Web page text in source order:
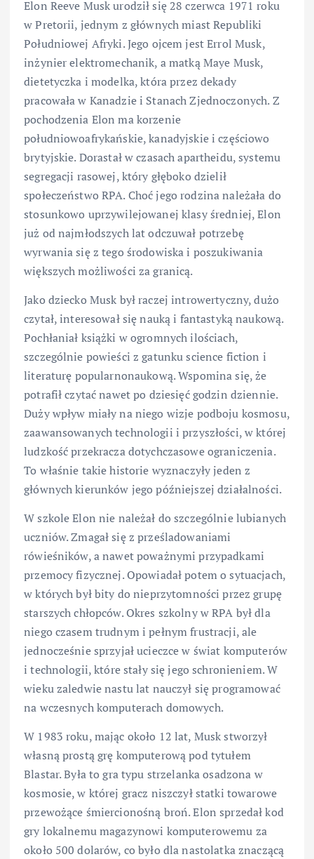
Elon Reeve Musk urodził się 28 czerwca 1971 roku
w Pretorii, jednym z głównych miast Republiki
Południowej Afryki. Jego ojcem jest Errol Musk,
inżynier elektromechanik, a matką Maye Musk,
dietetyczka i modelka, która przez dekady
pracowała w Kanadzie i Stanach Zjednoczonych. Z
pochodzenia Elon ma korzenie
południowoafrykańskie, kanadyjskie i częściowo
brytyjskie. Dorastał w czasach apartheidu, systemu
segregacji rasowej, który głęboko dzielił
społeczeństwo RPA. Choć jego rodzina należała do
stosunkowo uprzywilejowanej klasy średniej, Elon
już od najmłodszych lat odczuwał potrzebę
wyrwania się z tego środowiska i poszukiwania
większych możliwości za granicą.
Jako dziecko Musk był raczej introwertyczny, dużo
czytał, interesował się nauką i fantastyką naukową.
Pochłaniał książki w ogromnych ilościach,
szczególnie powieści z gatunku science fiction i
literaturę popularnonaukową. Wspomina się, że
potrafił czytać nawet po dziesięć godzin dziennie.
Duży wpływ miały na niego wizje podboju kosmosu,
zaawansowanych technologii i przyszłości, w której
ludzkość przekracza dotychczasowe ograniczenia.
To właśnie takie historie wyznaczyły jeden z
głównych kierunków jego późniejszej działalności.
W szkole Elon nie należał do szczególnie lubianych
uczniów. Zmagał się z prześladowaniami
rówieśników, a nawet poważnymi przypadkami
przemocy fizycznej. Opowiadał potem o sytuacjach,
w których był bity do nieprzytomności przez grupę
starszych chłopców. Okres szkolny w RPA był dla
niego czasem trudnym i pełnym frustracji, ale
jednocześnie sprzyjał ucieczce w świat komputerów
i technologii, które stały się jego schronieniem. W
wieku zaledwie nastu lat nauczył się programować
na wczesnych komputerach domowych.
W 1983 roku, mając około 12 lat, Musk stworzył
własną prostą grę komputerową pod tytułem
Blastar. Była to gra typu strzelanka osadzona w
kosmosie, w której gracz niszczył statki towarowe
przewożące śmiercionośną broń. Elon sprzedał kod
gry lokalnemu magazynowi komputerowemu za
około 500 dolarów, co było dla nastolatka znaczącą